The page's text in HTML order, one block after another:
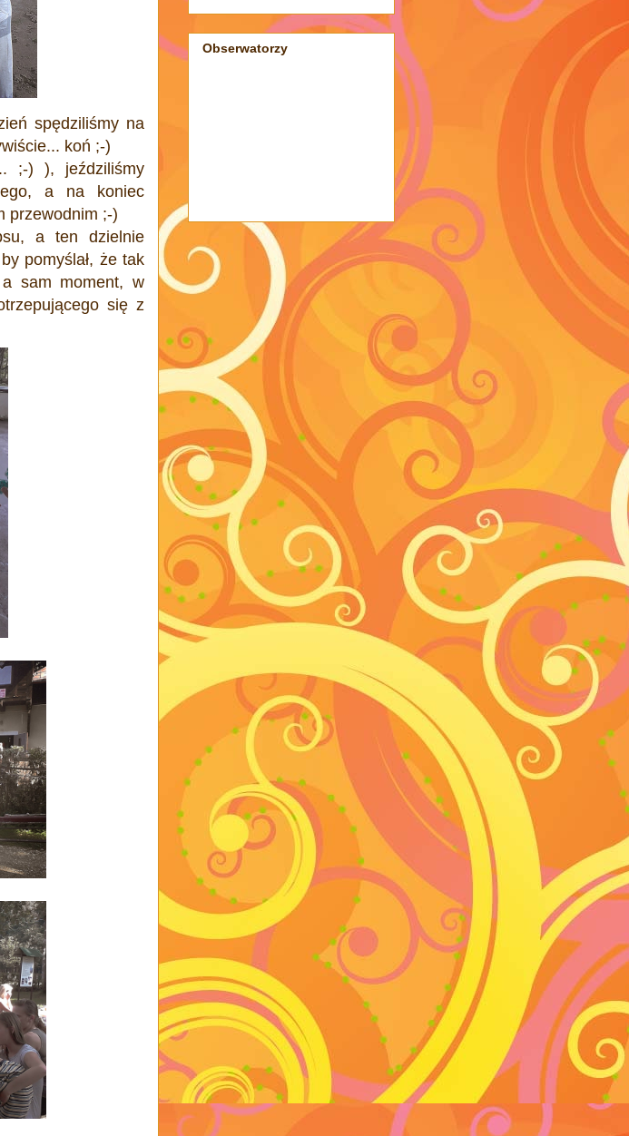
spędziliśmy na
koń ;-)
;-) ), jeździliśmy
a na koniec
przewodnim ;-)
a ten dzielnie
pomyślał, że tak
sam moment, w
się z
Obserwatorzy